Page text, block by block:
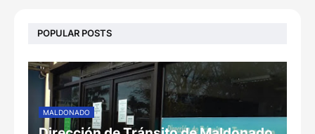
POPULAR POSTS
MALDONADO